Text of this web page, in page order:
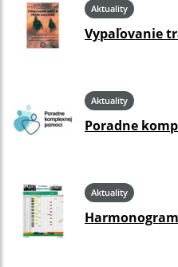
Aktuality
Vypaľovanie
Aktuality
Poradne
Aktuality